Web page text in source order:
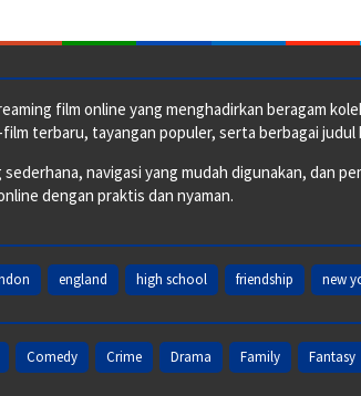
film online yang menghadirkan beragam
terbaru, tayangan populer, serta berbagai
navigasi yang mudah digunakan, dan
dengan praktis dan nyaman.
england high school friendship new
Comedy Crime Drama Family Fantasy